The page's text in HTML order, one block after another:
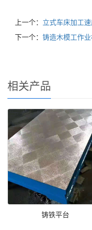
上一个： 立式车床加工
下一个： 铸造木模工作
相关产品
铸铁平台